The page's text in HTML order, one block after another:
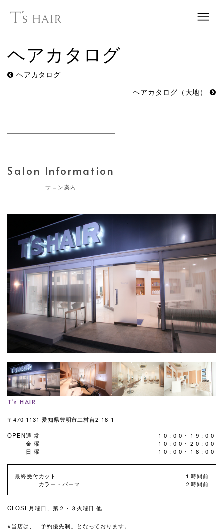
ヘアカタログ
ヘアカタログ
ヘアカタログ（大地）
Salon Information
サロン案内
T's HAIR
〒470-1131 愛知県豊明市二村台2-18-1
OPEN通常
金曜
日曜
10:00~19:00
10:00~20:00
10:00~18:00
最終受付カット
カラー・パーマ
１時間前
２時間前
CLOSE月曜日、第２・３火曜日 他
当店は、「予約優先制」となっております。